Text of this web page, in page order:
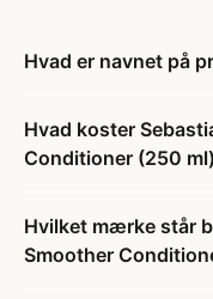
Hvad er navnet på
Hvad koster
Conditioner (250
Hvilket mærke står
Smoother